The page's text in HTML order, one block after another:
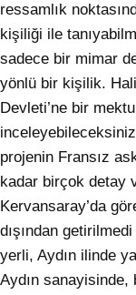
ressamlık
kişiliği ile
sadece bir mimar
yönlü bir kişilik.
Devleti’ne bir
projenin Fransız
kadar birçok detay
Kervansaray’da
dışından
yerli, Aydın ilinde
Aydın sanayisinde,